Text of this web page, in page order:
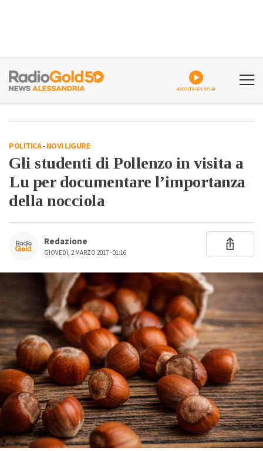
ASCOLTA GOLDPLAY
POLITICA-NOVI LIGURE
Gli studenti di Pollenzo in visita a
Lu per documentare l’importanza
della nocciola
Redazione
GIOVEDÌ, 2 MARZO 2017 - 01:16